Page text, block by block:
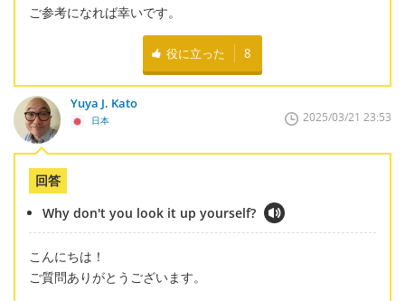
ご参考になれば幸いです。
役に立った 8
Yuya J. Kato
日本 2025/03/21 23:53
回答
Why don't you look it up yourself?
こんにちは！
ご質問ありがとうございます。